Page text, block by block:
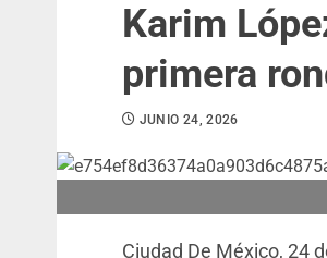
Karim
primera
JUNIO 24, 2026
Ciudad De México, 24